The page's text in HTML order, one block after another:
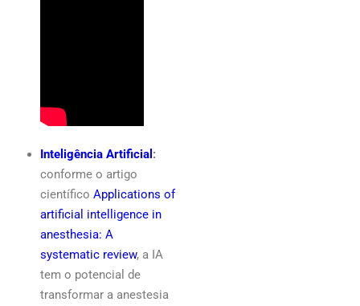
Inteligência Artificial :
conforme o artigo
científico Applications of
artificial intelligence in
anesthesia: A
systematic review, a IA
tem o potencial de
transformar a anestesia